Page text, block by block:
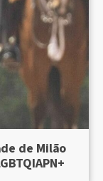
de Milão